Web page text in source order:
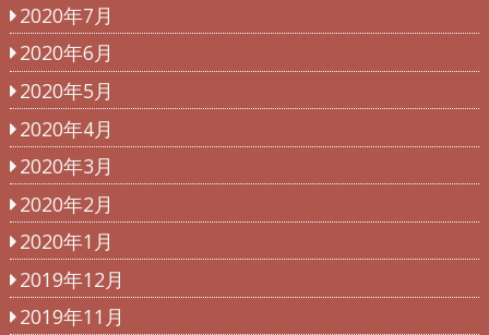
2020年7月
2020年6月
2020年5月
2020年4月
2020年3月
2020年2月
2020年1月
2019年12月
2019年11月